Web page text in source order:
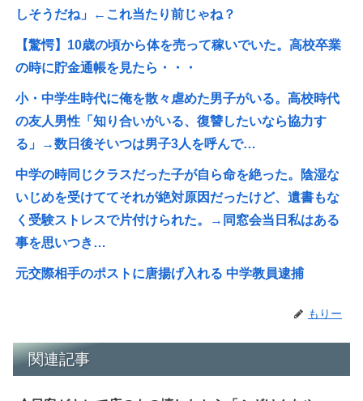
しそうだね」←これ当たり前じゃね？
【驚愕】10歳の頃から体を売って稼いでいた。高校卒業
の時に貯金通帳を見たら・・・
小・中学生時代に俺を散々虐めた男子がいる。高校時代
の友人男性「知り合いがいる、復讐したいなら協力す
る」→数日後そいつは男子3人を呼んで…
中学の時同じクラスだった子が自ら命を絶った。陰湿な
いじめを受けててそれが絶対原因だったけど、遺書もな
く受験ストレスで片付けられた。→同窓会当日私はある
事を思いつき…
元交際相手のポストに唐揚げ入れる 中学教員逮捕
もりー
関連記事